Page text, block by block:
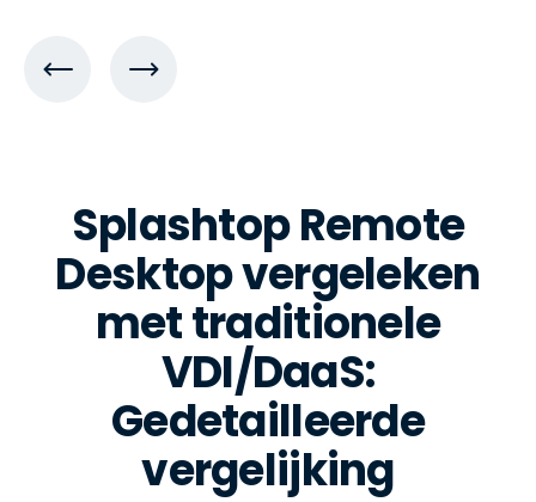
Splashtop Remote
Desktop vergeleken
met traditionele
VDI/DaaS:
Gedetailleerde
vergelijking